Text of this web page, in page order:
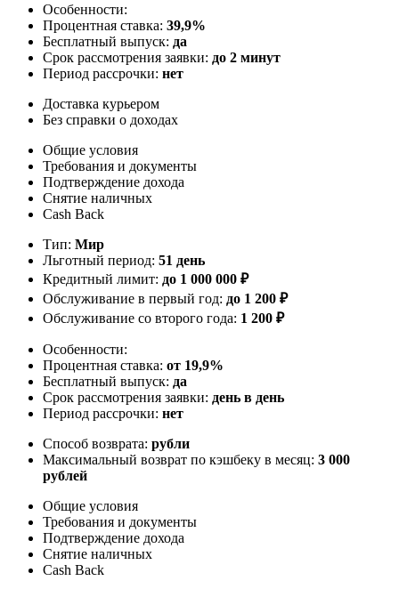
Особенности:
Процентная ставка: 39,9%
Бесплатный выпуск: да
Срок рассмотрения заявки: до 2 минут
Период рассрочки: нет
Доставка курьером
Без справки о доходах
Общие условия
Требования и документы
Подтверждение дохода
Снятие наличных
Cash Back
Тип: Мир
Льготный период: 51 день
Кредитный лимит: до 1 000 000 ₽
Обслуживание в первый год: до 1 200 ₽
Обслуживание со второго года: 1 200 ₽
Особенности:
Процентная ставка: от 19,9%
Бесплатный выпуск: да
Срок рассмотрения заявки: день в день
Период рассрочки: нет
Способ возврата: рубли
Максимальный возврат по кэшбеку в месяц: 3 000
рублей
Общие условия
Требования и документы
Подтверждение дохода
Снятие наличных
Cash Back